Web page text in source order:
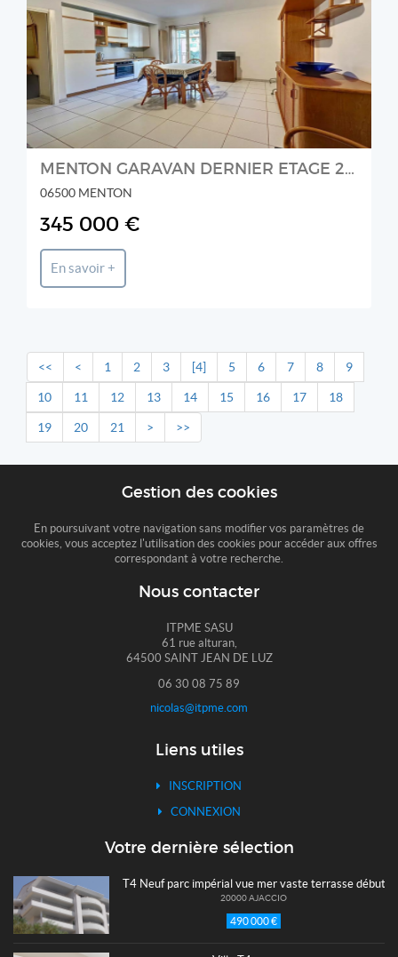
Italgest Real Estate
MENTON GARAVAN DERNIER ETAGE 2 PIECES vue Mer Panoramique
06500 MENTON
345 000 €
En savoir +
<< < 1 2 3 [4] 5 6 7 8 9
10 11 12 13 14 15 16 17 18
19 20 21 > >>
Gestion des cookies
En poursuivant votre navigation sans modifier vos paramètres de
cookies, vous acceptez l'utilisation des cookies pour accéder aux offres
correspondant à votre recherche.
Nous contacter
ITPME SASU
61 rue alturan,
64500 SAINT JEAN DE LUZ
06 30 08 75 89
nicolas@itpme.com
Liens utiles
INSCRIPTION
CONNEXION
Votre dernière sélection
T4 Neuf parc impérial vue mer vaste terrasse début
20000 AJACCIO
490 000 €